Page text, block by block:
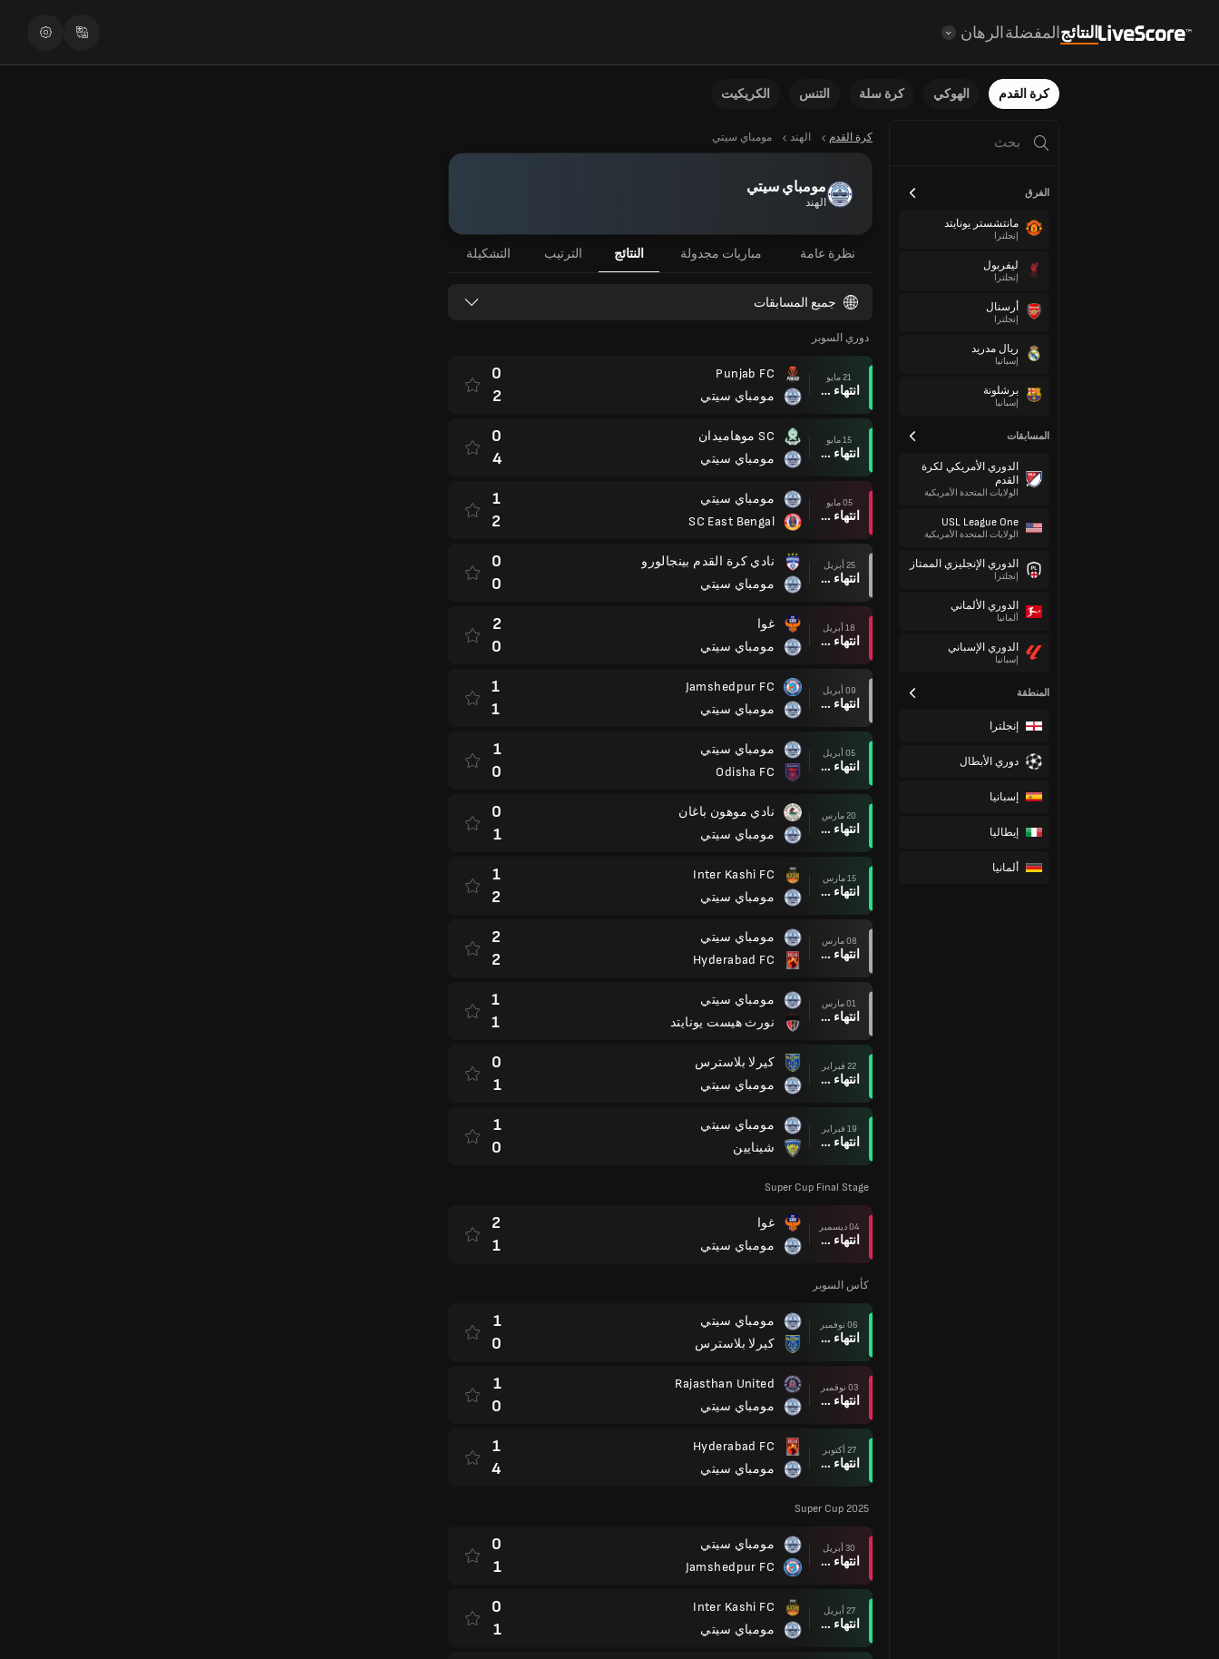
النتائجالمفضلةالرهان
كرة القدم الهوكي كرة سلة التنس الكريكيت
الفرق
مانتشستر يونايتد
إنجلترا
ليفربول
إنجلترا
أرسنال
إنجلترا
ريال مدريد
إسبانيا
برشلونة
إسبانيا
المسابقات
الدوري الأمريكي لكرة
القدم
الولايات المتحدة الأمريكية
USL League One
الولايات المتحدة الأمريكية
الدوري الإنجليزي الممتاز
إنجلترا
الدوري الألماني
ألمانيا
الدوري الإسباني
إسبانيا
المنطقة
إنجلترا
دوري الأبطال
إسبانيا
إيطاليا
ألمانيا
كرة القدم الهند مومباي سيتي
مومباي سيتي
الهند
نظرة عامة مباريات مجدولة النتائج الترتيب التشكيلة
جميع المسابقات
دوري السوبر
21 مايو
انتهاء وقت المباراة
Punjab FC
مومباي سيتي
0
2
15 مايو
انتهاء وقت المباراة
SC موهاميدان
مومباي سيتي
0
4
05 مايو
انتهاء وقت المباراة
مومباي سيتي
SC East Bengal
1
2
25 أبريل
انتهاء وقت المباراة
نادي كرة القدم بينجالورو
مومباي سيتي
0
0
18 أبريل
انتهاء وقت المباراة
غوا
مومباي سيتي
2
0
09 أبريل
انتهاء وقت المباراة
Jamshedpur FC
مومباي سيتي
1
1
05 أبريل
انتهاء وقت المباراة
مومباي سيتي
Odisha FC
1
0
20 مارس
انتهاء وقت المباراة
نادي موهون باغان
مومباي سيتي
0
1
15 مارس
انتهاء وقت المباراة
Inter Kashi FC
مومباي سيتي
1
2
08 مارس
انتهاء وقت المباراة
مومباي سيتي
Hyderabad FC
2
2
01 مارس
انتهاء وقت المباراة
مومباي سيتي
نورث هيست يونايتد
1
1
22 فبراير
انتهاء وقت المباراة
كيرلا بلاسترس
مومباي سيتي
0
1
19 فبراير
انتهاء وقت المباراة
مومباي سيتي
شينايين
1
0
Super Cup Final Stage
04 ديسمبر
انتهاء وقت المباراة
غوا
مومباي سيتي
2
1
كأس السوبر
06 نوفمبر
انتهاء وقت المباراة
مومباي سيتي
كيرلا بلاسترس
1
0
03 نوفمبر
انتهاء وقت المباراة
Rajasthan United
مومباي سيتي
1
0
27 أكتوبر
انتهاء وقت المباراة
Hyderabad FC
مومباي سيتي
1
4
Super Cup 2025
30 أبريل
انتهاء وقت المباراة
مومباي سيتي
Jamshedpur FC
0
1
27 أبريل
انتهاء وقت المباراة
Inter Kashi FC
مومباي سيتي
0
1